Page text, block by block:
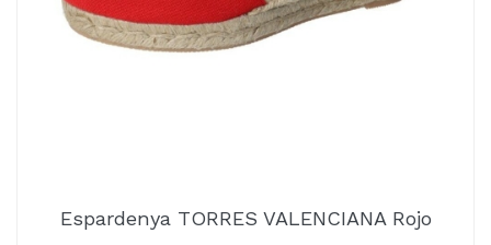
Espardenya TORRES VALENCIANA Rojo